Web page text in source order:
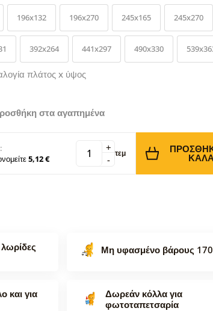
196x132 196x270 245x165 245x270
392x264 441x297 490x330
πλάτος x ύψος
στα αγαπημένα
5,12 € -
+ τεμ
Μη υφασμένο βάρους
και για
Δωρεάν κόλλα για
φωτοταπετσαρία